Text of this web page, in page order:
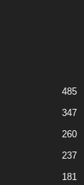
485
347
260
237
181